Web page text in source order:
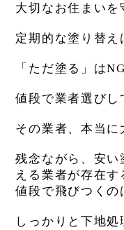
大切なお住まいを
定期的な塗り替え
「ただ塗る」はNG
値段で業者選びし
その業者、本当に
残念ながら、安い
える業者が存在す
値段で飛びつくの
しっかりと下地